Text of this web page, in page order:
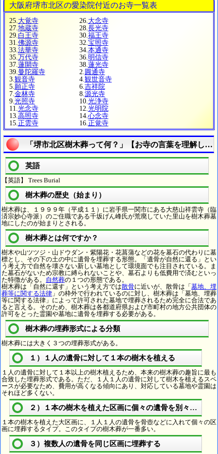
大阪府堺市北区の愛染院付近のお寺一覧表
25. 大覚寺 26. 大念寺
27. 地蔵寺 28. 長光寺
29. 白王寺 30. 福王寺
31. 佛源寺 32. 宝照寺
33. 法華寺 34. 本通寺
35. 万代寺 36. 明信寺
37. 蓮開寺 38. 蓮光寺
39. 曼陀羅寺 2. 圓通寺
3. 観音寺 4. 観世音寺
5. 願正寺 6. 吉祥院
7. 金林寺 8. 源光寺
9. 光照寺 10. 光浄寺
11. 光念寺 12. 光明院
13. 高照寺 14. 心念寺
15. 正雲寺 16. 正覚寺
「堺市北区樹木葬って何？」【お寺の言葉を理解しよ
英語
【英語】 Trees Burial
樹木葬の歴史（始まり）
樹木葬は、１９９９年（平成１１）に岩手県一関市にある大慈山祥雲寺（臨
済宗妙心寺派）のご住職である千坂げん峰氏が荒廃していた里山を樹木葬墓
地にしたのが始まりとされる。
樹木葬とは何ですか？
樹木や山ツツジ・山ドウダン・紫陽花・花菖蒲などの花を墓石の代わりに墓
標とし、その下の土の中に遺骨を埋葬する形態。「遺骨が自然に還る」とい
う考え方で自然を壊さない新しい墓地として環境面でも注目されている。ま
た墓石がないため宗教に縛られないことや、墓石よりも低費用で済むといっ
た特徴がある。 自然葬の１つの形態である。
樹木葬は「自然に還す」という考え方では散骨に近いが、散骨は「 墓地、埋
葬等に関する法律 」の枠外で行われているのに対し、樹木葬は「墓地、埋葬
等に関する法律」によって許可された墓地で埋葬されるため完全に合法であ
ると言える。そのため、樹木葬は各都道府県および市町村の地方公共団体の
許可をとった霊園や墓地に遺骨を埋葬する必要がある。
樹木葬の埋葬形式による分類
樹木葬には大きく３つの埋葬形式がある。
１）１人の遺骨に対して１本の樹木を植える
１人の遺骨に対して１本以上の樹木植えるため、本来の樹木葬の趣旨に最も
合致した埋葬形式である。ただ、１人１人の遺骨に対して樹木を植えるスペ
ースが必要なため、費用が高くなる傾向にあり、対応している墓地や霊園は
それほど多くない。
２）１本の樹木を植えた区画に個々の遺骨を別々に埋葬
１本の樹木を植えた大区画に、１人１人の遺骨を骨壺などに入れて個々の区
画に埋葬するタイプ。このタイプの樹木葬が一番多い。
３）複数人の遺骨を同じ区画に埋葬する